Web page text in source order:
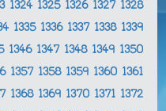
1324 1325 1326 1327 1328
1335 1336 1337 1338 1339
1346 1347 1348 1349 1350
1357 1358 1359 1360 1361
1368 1369 1370 1371 1372